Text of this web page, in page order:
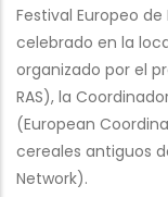
Festival Europeo
celebrado en la
organizado por el
RAS), la
(European
cereales antiguos
Network).